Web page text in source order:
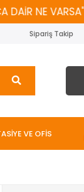
NE VARSA''
Sipariş Takip
VE OFİS